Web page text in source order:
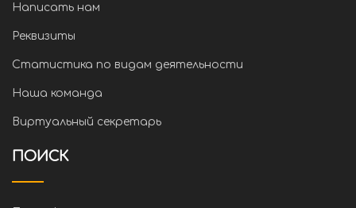
Написать нам
Реквизиты
Статистика по видам деятельности
Наша команда
Виртуальный секретарь
ПОИСК